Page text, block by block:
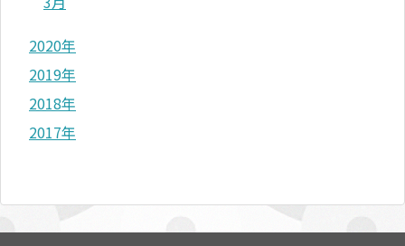
2020年
2019年
2018年
2017年